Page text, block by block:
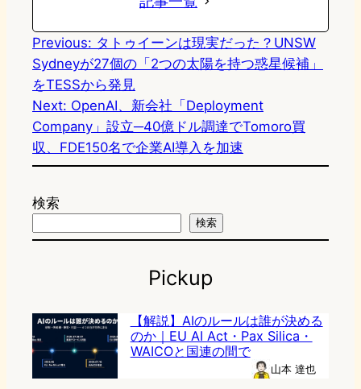
Previous: タトゥイーンは現実だった？UNSW
Sydneyが27個の「2つの太陽を持つ惑星候補」
をTESSから発見
Next: OpenAI、新会社「Deployment
Company」設立─40億ドル調達でTomoro買
収、FDE150名で企業AI導入を加速
検索
検索
Pickup
【解説】AIのルールは誰が決める
のか｜EU AI Act・Pax Silica・
WAICOと国連の間で
山本 達也